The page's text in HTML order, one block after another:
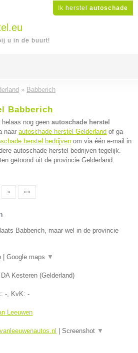
Ik herstel autoschade
u in de buurt!
» Babberich
Babberich
nog geen autoschade herstel
naar autoschade herstel Gelderland of ga
herstel bedrijven om via één e-mail in
autoschade herstel bedrijven tegelijk.
getoond uit de provincie Gelderland.
» »»
Babberich, maar wel in de provincie
Google maps ▼
Kesteren (Gelderland)
-, KvK: -
Leeuwen
Screenshot ▼